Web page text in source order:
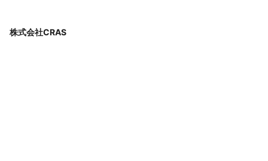
株式会社CRAS